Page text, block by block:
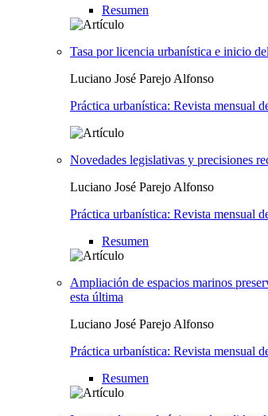
Resumen
Tasa por licencia urbanística e inicio
Luciano José Parejo Alfonso
Práctica urbanística: Revista mensual
Novedades legislativas y precisiones
Luciano José Parejo Alfonso
Práctica urbanística: Revista mensual
Resumen
Ampliación de espacios marinos
esta última
Luciano José Parejo Alfonso
Práctica urbanística: Revista mensual
Resumen